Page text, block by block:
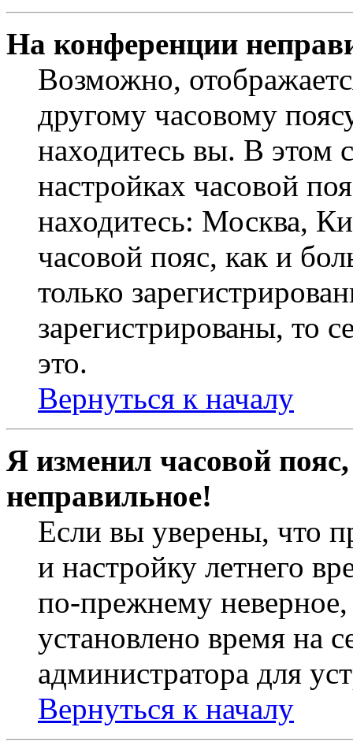
На конференции
Возможно,
другому часовому
находитесь вы. В этом
настройках часовой
находитесь: Москва,
часовой пояс, как и
только
зарегистрированы, то
это.
Вернуться к началу
Я изменил часовой
неправильное!
Если вы уверены, что
и настройку летнего
по-прежнему неверное,
установлено время на
администратора для
Вернуться к началу